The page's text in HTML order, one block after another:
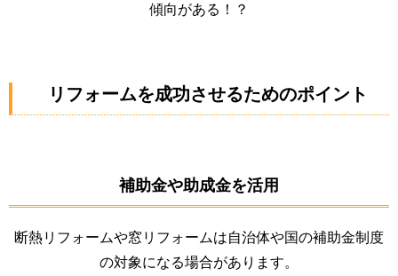
傾向がある！？
リフォームを成功させるためのポイント
補助金や助成金を活用
断熱リフォームや窓リフォームは自治体や国の補助金制度
の対象になる場合があります。